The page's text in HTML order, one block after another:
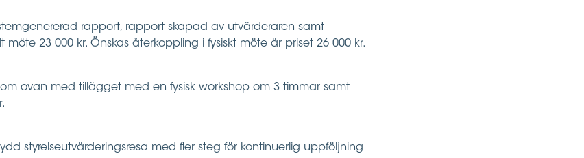
rapport, rapport skapad av utvärderaren samt
23 000 kr. Önskas återkoppling i fysiskt möte är priset 26 000 kr.
ovan med tillägget med en fysisk workshop om 3 timmar samt
styrelseutvärderingsresa med fler steg för kontinuerlig uppföljning